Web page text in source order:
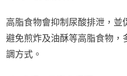
高脂食物會抑制尿酸排泄，並
避免煎炸及油酥等高脂食物，
調方式。